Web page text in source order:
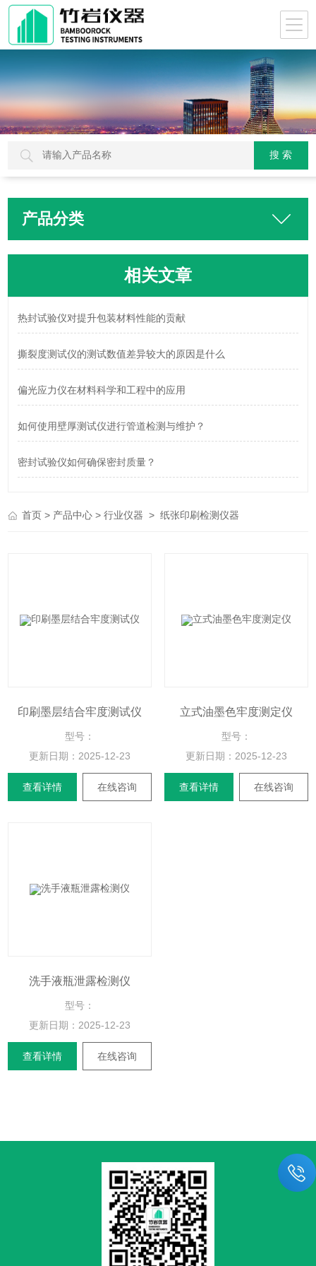
产品分类
相关文章
热封试验仪对提升包装材料性能的贡献
撕裂度测试仪的测试数值差异较大的原因是什么
偏光应力仪在材料科学和工程中的应用
如何使用壁厚测试仪进行管道检测与维护？
密封试验仪如何确保密封质量？
首页 > 产品中心 >行业仪器 >纸张印刷检测仪器
印刷墨层结合牢度测试仪
型号：
更新日期： 2025-12-23
查看详情 在线咨询
立式油墨色牢度测定仪
型号：
更新日期： 2025-12-23
查看详情 在线咨询
洗手液瓶泄露检测仪
型号：
更新日期： 2025-12-23
查看详情 在线咨询